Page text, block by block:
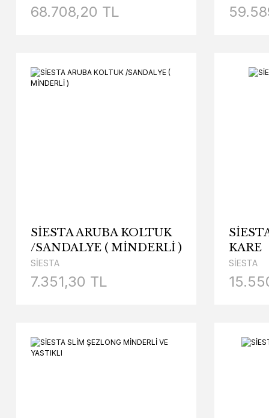
68.708,20 TL
SİESTA ARUBA KOLTUK
/SANDALYE ( MİNDERLİ )
SİESTA
7.351,30 TL
KARE
SİESTA